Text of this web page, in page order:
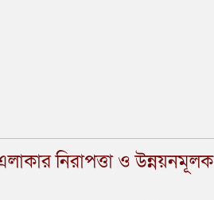
নিরাপত্তা ও উন্নয়নমূলক